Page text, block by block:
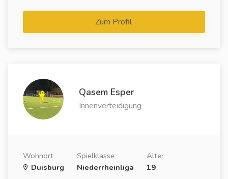
Zum Profil
Qasem Esper
Innenverteidigung
Wohnort
Duisburg
Spielklasse
Niederrheinliga
Alter
19